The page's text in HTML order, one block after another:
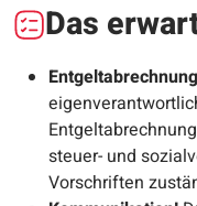
Das
steuer- und
Vorschriften